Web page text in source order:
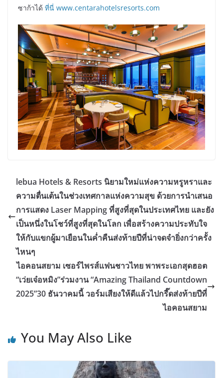
ซาก้าได้ ที่นี่ www.centarahotelsresorts.com
lebua Hotels & Resorts นิยามใหม่แห่งความหรูหราและ
ความตื่นเต้นในช่วงเทศกาลแห่งความสุข ด้วยการนำเสนอ
การแสดง Laser Mapping ที่สูงที่สุดในประเทศไทย และยัง
เป็นหนึ่งในโชว์ที่สูงที่สุดในโลก เพื่อสร้างความประทับใจ
ให้กับแขกผู้มาเยือนในค่ำคืนส่งท้ายปีที่น่าจดจำยิ่งกว่าครั้ง
ไหนๆ
ไอคอนสยาม เซอร์ไพรส์แฟนชาวไทย พาพระเอกสุดฮอต
“เว่ยเจ๋อหมิง”ร่วมงาน “Amazing Thailand Countdown
2025”30 ธันวาคมนี้ วอร์มเสียงให้ดีแล้วไปกรี๊ดส่งท้ายปีที่
ไอคอนสยาม
You May Also Like